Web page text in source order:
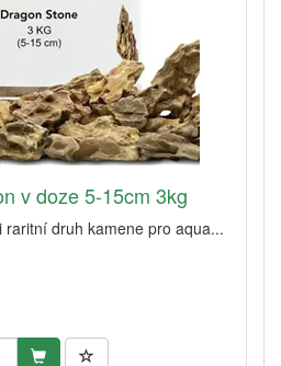
v doze 5-15cm 3kg
raritní druh kamene pro aqua...